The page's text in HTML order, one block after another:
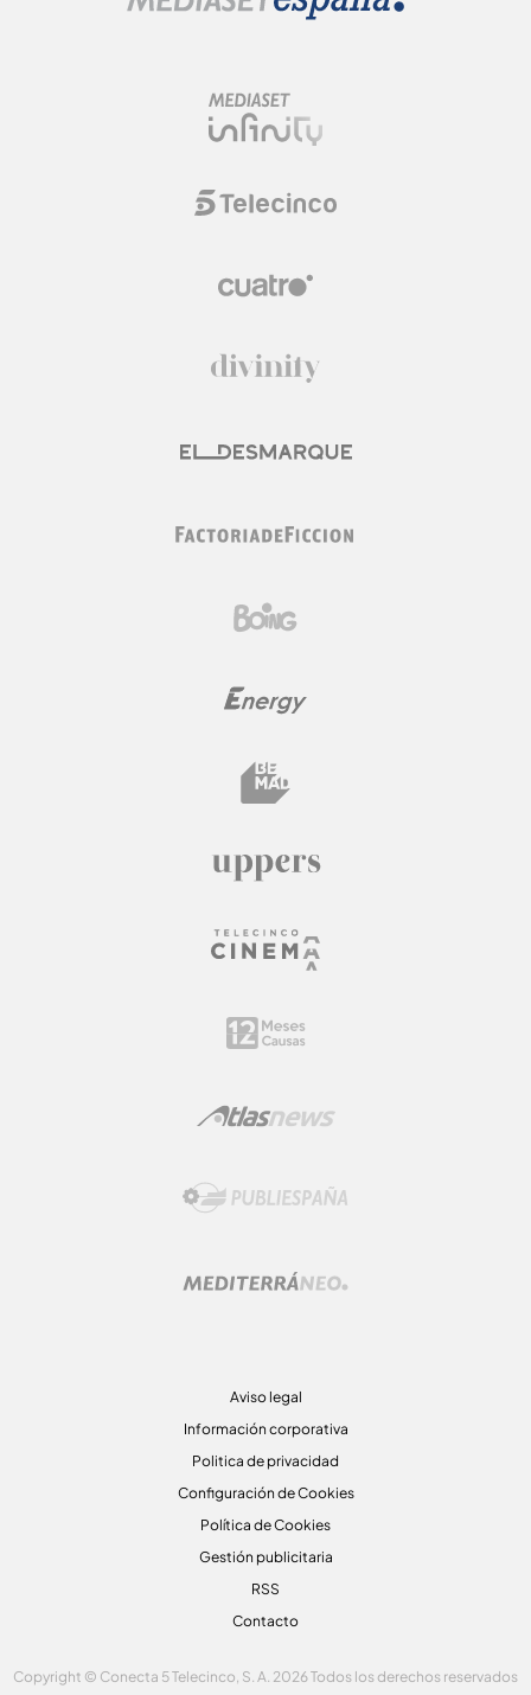
Aviso legal
Información corporativa
Politica de privacidad
Configuración de Cookies
Política de Cookies
Gestión publicitaria
RSS
Contacto
Copyright © Conecta 5 Telecinco, S. A. 2026 Todos los derechos reservados